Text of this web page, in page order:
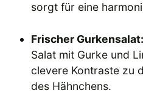
sorgt für eine
Frischer Gurkensalat:
Salat mit Gurke und
clevere Kontraste zu
des Hähnchens.